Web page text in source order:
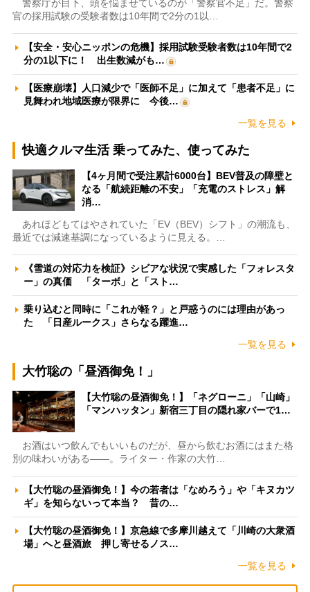
警察庁が目下、頭を悩ませているのが「警察官不足」だ。警察
官の採用試験の受験者数は10年間で2分の1以…
【安全・安心ニッポンの危機】採用試験受験者数は10年間で2
分の1以下に！ 出生数減がも…
【医療崩壊】人口減少で「医師不足」に加えて「患者不足」に
見舞われ地域医療が限界に 今後…
一覧を見る
快適クルマ生活 乗ってみた、使ってみた
【4ヶ月間で受注累計6000台】BEV普及の障壁と
なる「航続距離の不安」「充電のストレス」解
消…
あれほどもてはやされていた「EV（BEV）シフト」の潮流も、
最近では減速基調になっているように見える。…
《雪道の対応力を検証》シビアな状況で実感した「フォレスタ
ー」の真価 「ターボ」と「スト…
乗り込むと同時に「これが軽？」と戸惑うのには理由があっ
た 「日産ルークス」さらなる躍進…
一覧を見る
大竹聡の「昼酒御免！」
【大竹聡の昼酒御免！】「ネグローニ」「山崎」
「マンハッタン」新宿三丁目の隠れ家バーで1…
お酒はいつ飲んでもいいものだが、昼から飲むお酒にはまた格
別の味わいがある――。ライター・作家の大竹…
【大竹聡の昼酒御免！】今の若者は「なめろう」や「キヌカツ
ギ」を知らないって本当？ 昔の…
【大竹聡の昼酒御免！】京急線で多摩川越えて「川崎の大衆酒
場」へと昼酒旅 押し寄せるノス…
一覧を見る